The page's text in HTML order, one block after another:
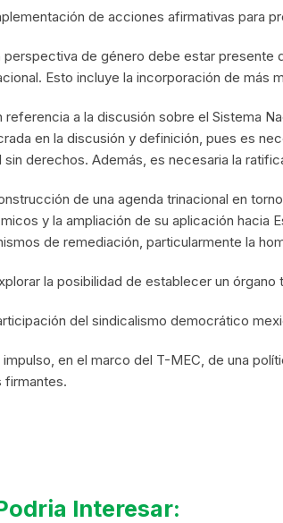
de acciones afirmativas para
perspectiva de género debe estar presente
Esto incluye la incorporación de más
referencia a la discusión sobre el Sistema
en la discusión y definición, pues es
sin derechos. Además, es necesaria la
de una agenda trinacional en
y la ampliación de su aplicación hacia
de remediación, particularmente la
la posibilidad de establecer un
del sindicalismo democrático
impulso, en el marco del T-MEC, de una
firmantes.
Interesar: